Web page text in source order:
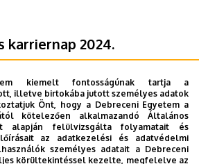
karriernap 2024.
helyekkel, külföldi ösztöndíj
az érdeklődőket a Debreceni
és karriernap rendezvénye.
NYÍLT NAPOK, FELVÉTELI
kiemelt fontosságúnak tartja a
illetve birtokába jutott személyes adatok
Önt, hogy a Debreceni Egyetem a
kötelezően alkalmazandó Általános
alapján felülvizsgálta folyamatait és
az adatkezelési és adatvédelmi
személyes adatait a Debreceni
körültekintéssel kezelte, megfelelve az